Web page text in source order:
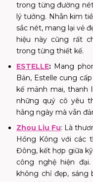
trong từng đường
lý tưởng. Nhẫn kim
sắc nét, mang lại vẻ
hiệu này cũng rất
trong từng thiết kế.
ESTELLE: Mang
Bản, Estelle cung
kế mảnh mai, thanh
những quý cô yêu
hằng ngày mà vẫn
Zhou Liu Fu: Là
Hồng Kông với các
Đông, kết hợp giữa
công nghệ hiện
không chỉ đẹp, sáng